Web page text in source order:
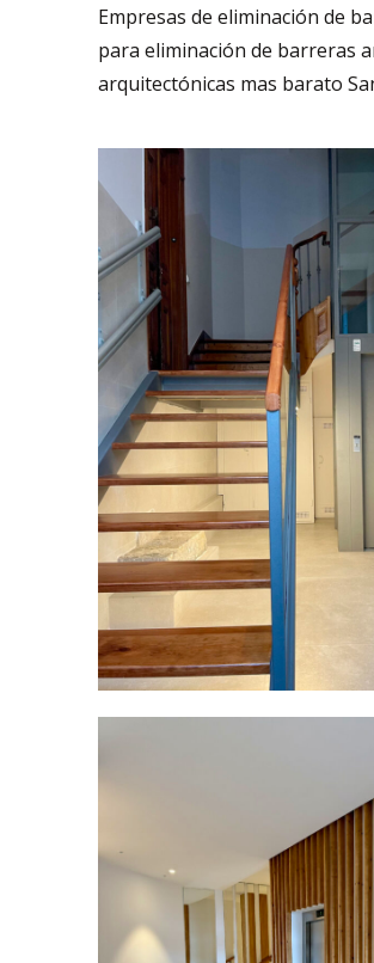
Empresas de eliminación de
para eliminación de barreras
arquitectónicas mas barato